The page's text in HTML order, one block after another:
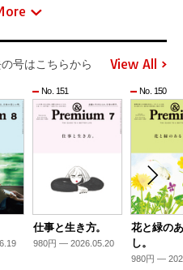
号はこちらから View All
No. 151
仕事と生き方。
980円 — 2026.05.20
No. 150
花と緑の
し。
980円 —